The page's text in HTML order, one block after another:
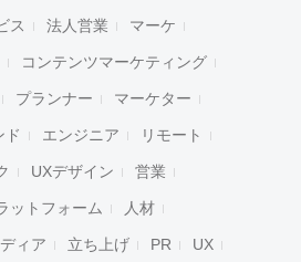
ス 法人営業 マーケ
コンテンツマーケティング
プランナー マーケター
ド エンジニア リモート
UXデザイン 営業
ットフォーム 人材
ィア 立ち上げ PR UX